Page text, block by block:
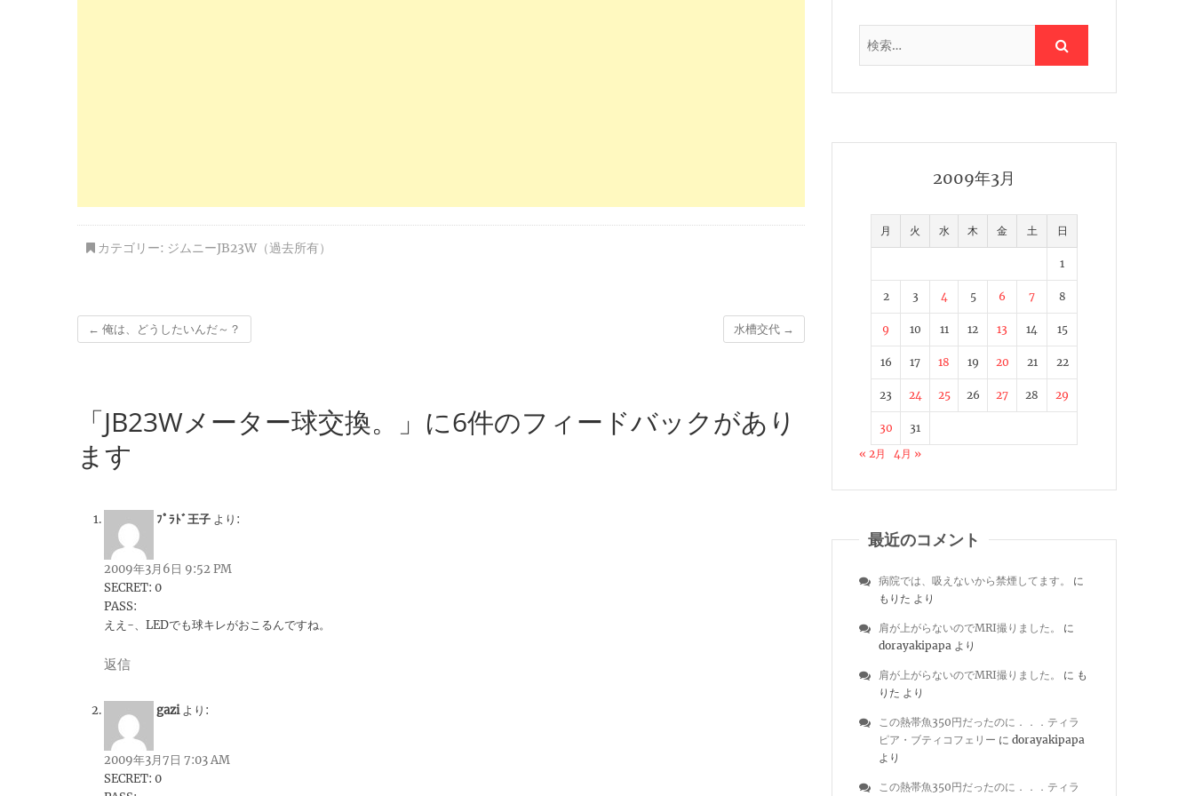
カテゴリー: ジムニーJB23W（過去所有）
← 俺は、どうしたいんだ～？ 水槽交代 →
「JB23Wメーター球交換。」に6件のフィードバックがあり
ます
ﾌﾟﾗﾄﾞ王子 より:
2009年3月6日 9:52 PM
SECRET: 0
PASS:
ええ-、LEDでも球キレがおこるんですね。
返信
gazi より:
2009年3月7日 7:03 AM
SECRET: 0
2009年3月
月 火 水 木 金 土 日
1
2 3 4 5 6 7 8
9 10 11 12 13 14 15
16 17 18 19 20 21 22
23 24 25 26 27 28 29
30
31
« 2月
4月 »
最近のコメント
病院では、吸えないから禁煙してます。
に
もりた より
肩が上がらないのでMRI撮りました。
に
dorayakipapa より
肩が上がらないのでMRI撮りました。 に も
りた より
この熱帯魚350円だったのに．．．ティラ
ピア・ブティコフェリー に dorayakipapa
より
この熱帯魚350円だったのに．．．ティラ